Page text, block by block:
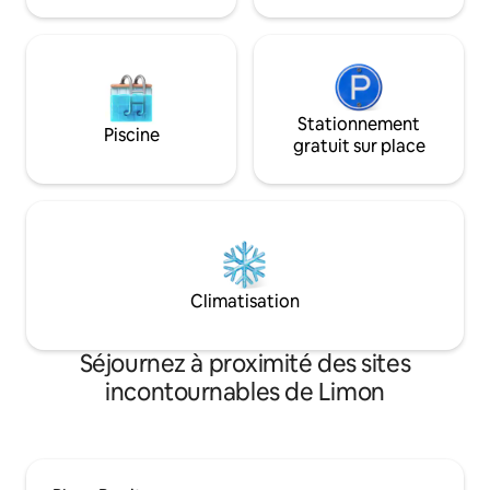
Piscine
Stationnement
gratuit sur place
Climatisation
Séjournez à proximité des sites
incontournables de Limon